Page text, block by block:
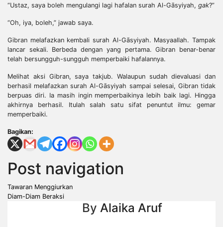
“Ustaz, saya boleh mengulangi lagi hafalan surah Al-Gāsyiyah, gak?”
“Oh, iya, boleh,” jawab saya.
Gibran melafazkan kembali surah Al-Gāsyiyah. Masyaallah. Tampak
lancar sekali. Berbeda dengan yang pertama. Gibran benar-benar
telah bersungguh-sungguh memperbaiki hafalannya.
Melihat aksi Gibran, saya takjub. Walaupun sudah dievaluasi dan
berhasil melafazkan surah Al-Gāsyiyah sampai selesai, Gibran tidak
berpuas diri. Ia masih ingin memperbaikinya lebih baik lagi. Hingga
akhirnya berhasil. Itulah salah satu sifat penuntut ilmu: gemar
memperbaiki.
Bagikan:
Post navigation
Tawaran Menggiurkan
Diam-Diam Beraksi
By Alaika Aruf